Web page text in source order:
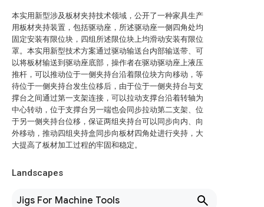
本实用新型涉及板材夹持技术领域，公开了一种家具生产
用板材夹持装置，包括驱动座，所述驱动座一侧四角处均
固定安装有限位块，四组所述限位块上均滑动安装有限位
罩。本实用新型技术方案通过驱动输送台内部输送带、可
以将板材输送到驱动座底部，操作者在驱动驱动座上液压
推杆，可以推动位于一侧夹持台沿着限位块方向移动，等
待位于一侧夹持台发生位移后，由于位于一侧夹持台与支
撑台之间通过第一支架连接，可以拉动支撑台沿着转轴为
中心转动，位于支撑台另一端也会同步拉动第二支架、位
于另一侧夹持台位移，保证两组夹持台可以同步向内、向
外移动，推动四组夹持盒同步向板材四角处进行夹持，大
大提高了板材加工过程的牢固和稳定。
Landscapes
Jigs For Machine Tools